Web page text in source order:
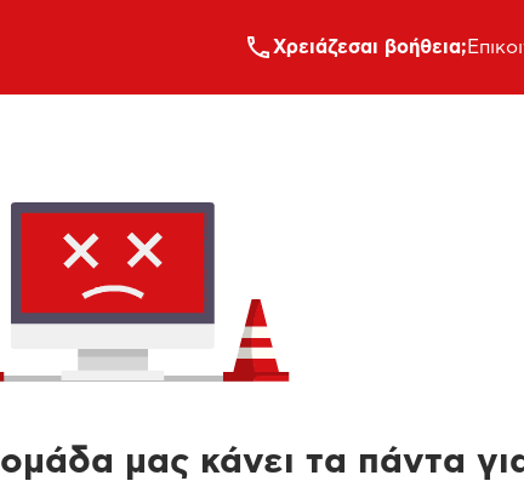
Xρειάζεσαι βοήθεια;
μας κάνει τα πάντα